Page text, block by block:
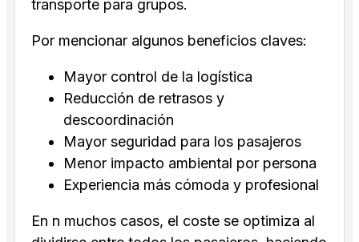
transporte para grupos.
Por mencionar algunos beneficios claves:
Mayor control de la logística
Reducción de retrasos y
descoordinación
Mayor seguridad para los pasajeros
Menor impacto ambiental por persona
Experiencia más cómoda y profesional
En n muchos casos, el coste se optimiza al